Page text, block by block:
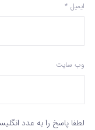
ایمیل *
وب‌ سایت
لطفا پاسخ را به عدد